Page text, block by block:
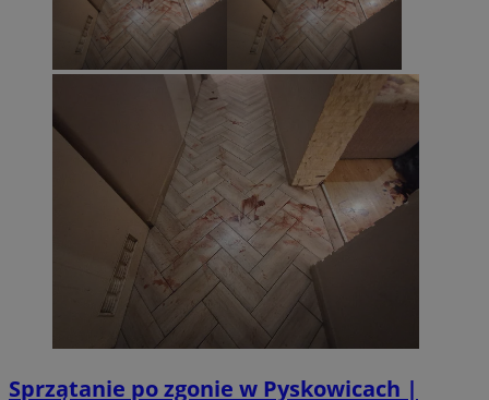
Sprzątanie po zgonie w Pyskowicach |